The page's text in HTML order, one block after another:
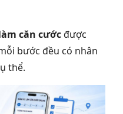
căn cướcđược
bước đều có nhân
thể.